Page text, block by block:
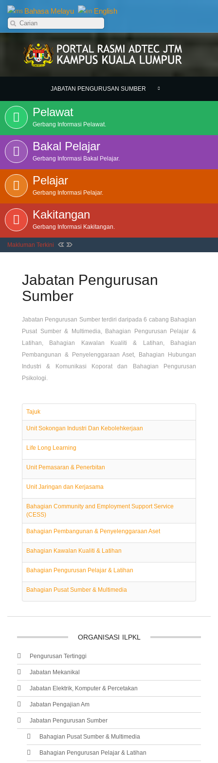
Bahasa Melayu English
JABATAN PENGURUSAN SUMBER
Pelawat
Gerbang Informasi Pelawat.
Bakal Pelajar
Gerbang Informasi Bakal Pelajar.
Pelajar
Gerbang Informasi Pelajar.
Kakitangan
Gerbang Informasi Kakitangan.
Makluman Terkini
Jabatan Pengurusan
Sumber
Jabatan Pengurusan Sumber terdiri daripada 6 cabang Bahagian
Pusat Sumber & Multimedia, Bahagian Pengurusan Pelajar &
Latihan, Bahagian Kawalan Kualiti & Latihan, Bahagian
Pembangunan & Penyelenggaraan Aset, Bahagian Hubungan
Industri & Komunikasi Koporat dan Bahagian Pengurusan
Psikologi.
Tajuk
Unit Sokongan Industri Dan Kebolehkerjaan
Life Long Learning
Unit Pemasaran & Penerbitan
Unit Jaringan dan Kerjasama
Bahagian Community and Employment Support Service
(CESS)
Bahagian Pembangunan & Penyelenggaraan Aset
Bahagian Kawalan Kualiti & Latihan
Bahagian Pengurusan Pelajar & Latihan
Bahagian Pusat Sumber & Multimedia
ORGANISASI ILPKL
Pengurusan Tertinggi
Jabatan Mekanikal
Jabatan Elektrik, Komputer & Percetakan
Jabatan Pengajian Am
Jabatan Pengurusan Sumber
Bahagian Pusat Sumber & Multimedia
Bahagian Pengurusan Pelajar & Latihan